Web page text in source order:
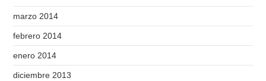
marzo 2014
febrero 2014
enero 2014
diciembre 2013